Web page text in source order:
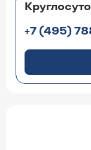
+7 (495)